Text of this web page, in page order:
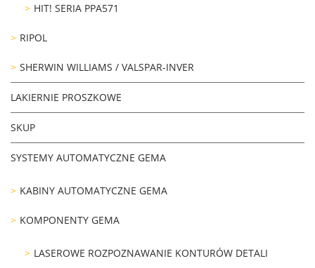
HIT! SERIA PPA571
RIPOL
SHERWIN WILLIAMS / VALSPAR-INVER
LAKIERNIE PROSZKOWE
SKUP
SYSTEMY AUTOMATYCZNE GEMA
KABINY AUTOMATYCZNE GEMA
KOMPONENTY GEMA
LASEROWE ROZPOZNAWANIE KONTURÓW DETALI